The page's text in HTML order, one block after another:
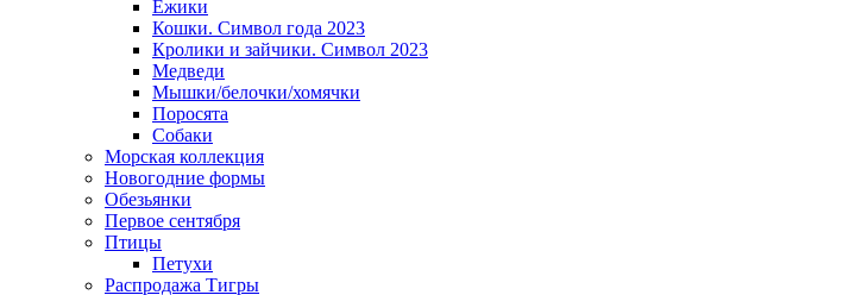
Ёжики
Кошки. Символ года 2023
Кролики и зайчики. Символ 2023
Медведи
Мышки/белочки/хомячки
Поросята
Собаки
Морская коллекция
Новогодние формы
Обезьянки
Первое сентября
Птицы
Петухи
Распродажа Тигры